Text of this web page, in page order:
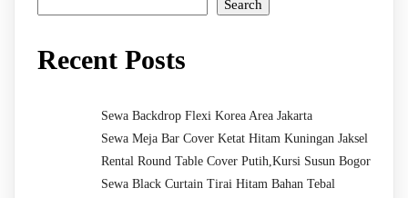
Search
Recent Posts
Sewa Backdrop Flexi Korea Area Jakarta
Sewa Meja Bar Cover Ketat Hitam Kuningan Jaksel
Rental Round Table Cover Putih,Kursi Susun Bogor
Sewa Black Curtain Tirai Hitam Bahan Tebal